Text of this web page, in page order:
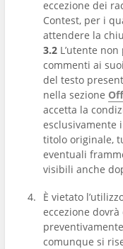
eccezione dei
Contest, per i
attendere la
3.2 L’utente
commenti ai
del testo
nella sezione
accetta la
esclusivamente
titolo originale,
eventuali
visibili anche
È vietato
eccezione
comunque si